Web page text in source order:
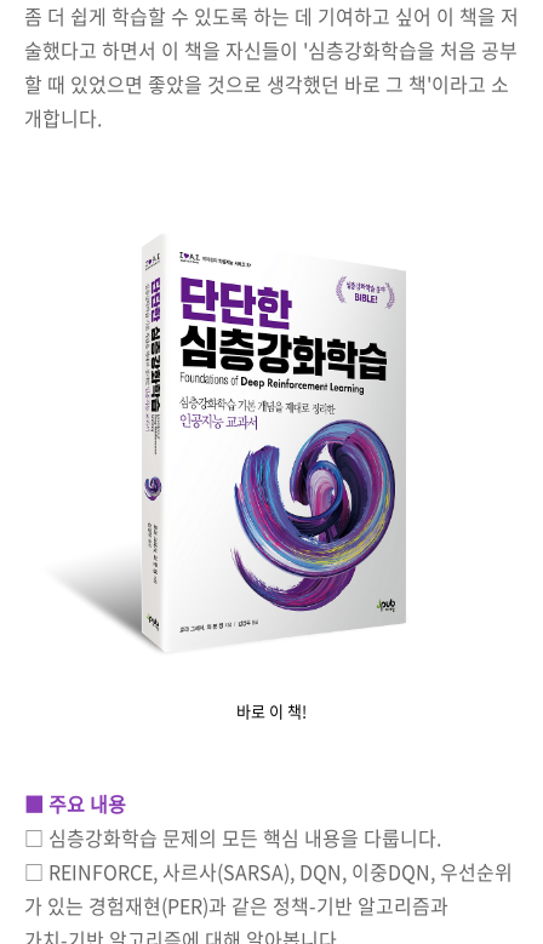
좀 더 쉽게 학습할 수 있도록 하는 데 기여하고 싶어 이 책을 저
술했다고 하면서 이 책을 자신들이 '심층강화학습을 처음 공부
할 때 있었으면 좋았을 것으로 생각했던 바로 그 책'이라고 소
개합니다.
바로 이 책!
■ 주요 내용
□ 심층강화학습 문제의 모든 핵심 내용을 다룹니다.
□ REINFORCE, 사르사(SARSA), DQN, 이중DQN, 우선순위
가 있는 경험재현(PER)과 같은 정책-기반 알고리즘과